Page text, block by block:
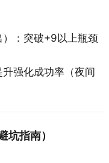
）：突破+9以上瓶颈
升强化成功率（夜间
坑指南）